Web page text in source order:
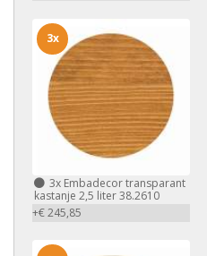
3x Embadecor transparant
kastanje 2,5 liter 38.2610
+€ 245,85
3x